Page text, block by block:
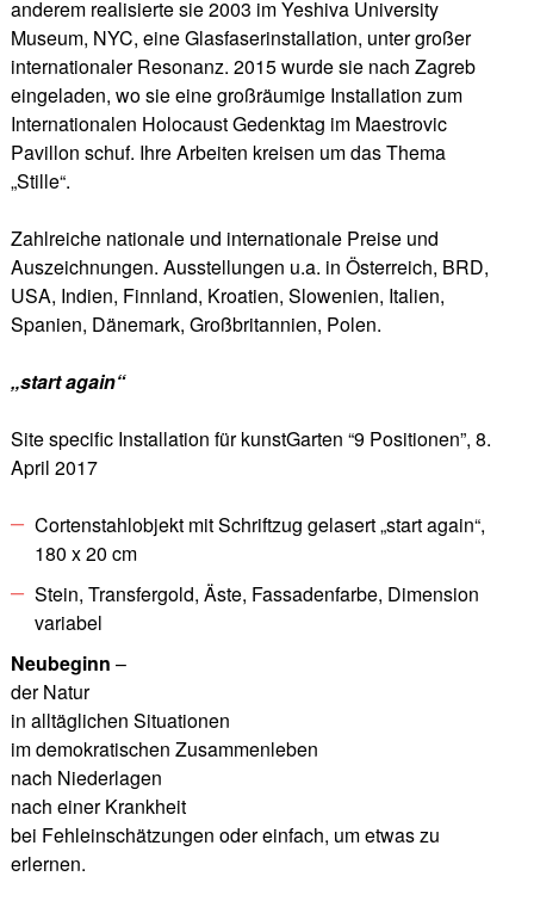
anderem realisierte sie 2003 im Yeshiva University
Museum, NYC, eine Glasfaserinstallation, unter großer
internationaler Resonanz. 2015 wurde sie nach Zagreb
eingeladen, wo sie eine großräumige Installation zum
Internationalen Holocaust Gedenktag im Maestrovic
Pavillon schuf. Ihre Arbeiten kreisen um das Thema
„Stille“.
Zahlreiche nationale und internationale Preise und
Auszeichnungen. Ausstellungen u.a. in Österreich, BRD,
USA, Indien, Finnland, Kroatien, Slowenien, Italien,
Spanien, Dänemark, Großbritannien, Polen.
„start again“
Site specific Installation für kunstGarten “9 Positionen”, 8.
April 2017
Cortenstahlobjekt mit Schriftzug gelasert „start again“,
180 x 20 cm
Stein, Transfergold, Äste, Fassadenfarbe, Dimension
variabel
Neubeginn –
der Natur
in alltäglichen Situationen
im demokratischen Zusammenleben
nach Niederlagen
nach einer Krankheit
bei Fehleinschätzungen oder einfach, um etwas zu
erlernen.